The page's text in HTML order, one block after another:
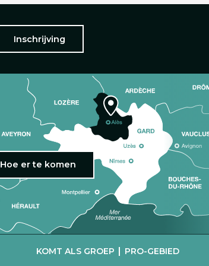
Inschrijving
Hoe er te komen
KOMT ALS GROEP | PRO-GEBIED